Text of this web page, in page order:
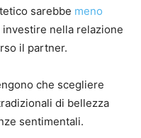
sarebbe meno
nella relazione
il partner.
che scegliere
di bellezza
sentimentali.